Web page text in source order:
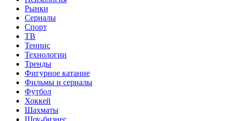
Рынки
Сериалы
Спорт
ТВ
Теннис
Технологии
Тренды
Фигурное катание
Фильмы и сериалы
Футбол
Хоккей
Шахматы
Шоу-бизнес